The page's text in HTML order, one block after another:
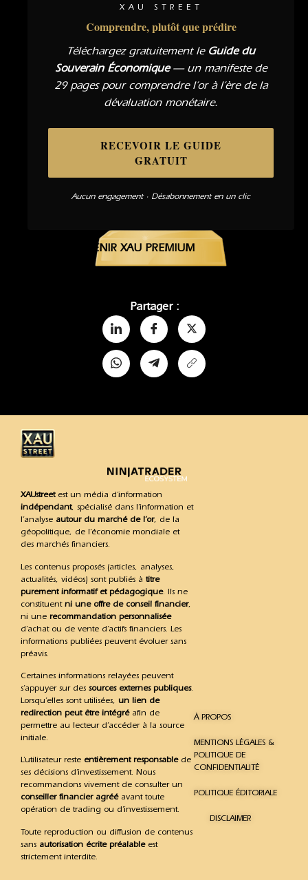
XAU STREET
Comprendre, plutôt que prédire
Téléchargez gratuitement le Guide du
Souverain Économique— un manifeste de
29 pages pour comprendre l’or à l’ère de la
dévaluation monétaire.
RECEVOIR LE GUIDE
GRATUIT
Aucun engagement · Désabonnement en un clic
DEVENIR XAU PREMIUM
Partager :
XAUstreetest un média d’information
indépendant, spécialisé dans l’information et
l’analyse autour du marché de l’or, de la
géopolitique, de l’économie mondiale et
des marchés financiers.
Les contenus proposés (articles, analyses,
actualités, vidéos) sont publiés à titre
purement informatif et pédagogique. Ils ne
constituent ni une offre de conseil financier,
ni une recommandation personnalisée
d’achat ou de vente d’actifs financiers. Les
informations publiées peuvent évoluer sans
préavis.
Certaines informations relayées peuvent
s’appuyer sur des sources externes publiques.
Lorsqu’elles sont utilisées, un lien de
redirection peut être intégréafin de
permettre au lecteur d’accéder à la source
initiale.
L’utilisateur reste entièrement responsablede
ses décisions d’investissement. Nous
recommandons vivement de consulter un
conseiller financier agrééavant toute
opération de trading ou d’investissement.
Toute reproduction ou diffusion de contenus
sans autorisation écrite préalableest
strictement interdite.
À PROPOS
MENTIONS LÉGALES &
POLITIQUE DE
CONFIDENTIALITÉ
POLITIQUE ÉDITORIALE
DISCLAIMER